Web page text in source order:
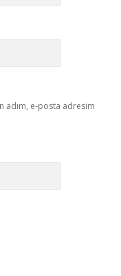
adım, e-posta adresim